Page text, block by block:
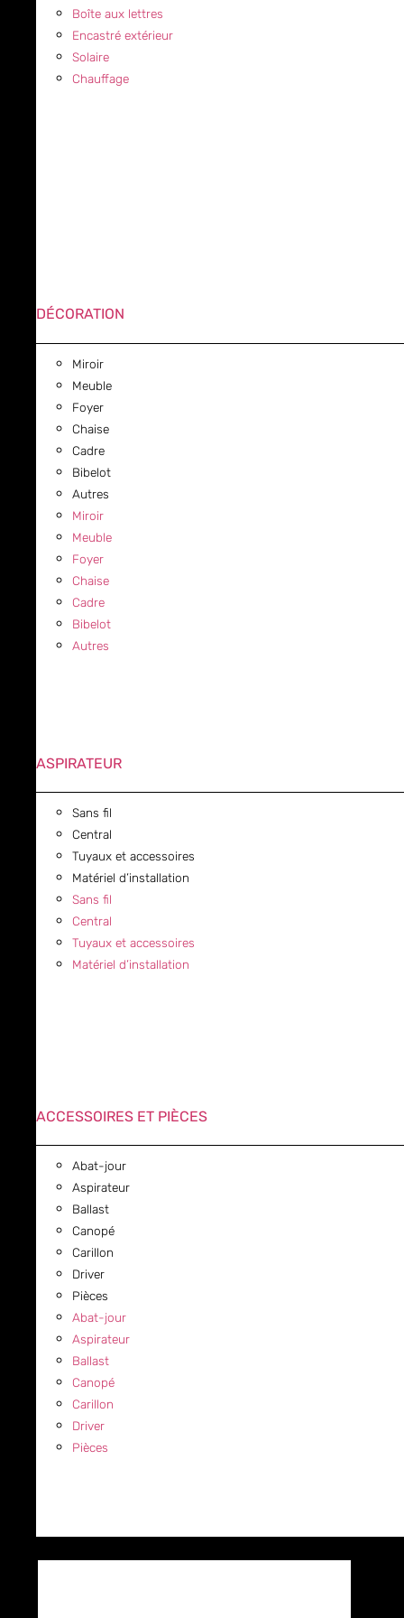
Boîte aux lettres
Encastré extérieur
Solaire
Chauffage
DÉCORATION
Miroir
Meuble
Foyer
Chaise
Cadre
Bibelot
Autres
Miroir
Meuble
Foyer
Chaise
Cadre
Bibelot
Autres
ASPIRATEUR
Sans fil
Central
Tuyaux et accessoires
Matériel d’installation
Sans fil
Central
Tuyaux et accessoires
Matériel d’installation
ACCESSOIRES ET PIÈCES
Abat-jour
Aspirateur
Ballast
Canopé
Carillon
Driver
Pièces
Abat-jour
Aspirateur
Ballast
Canopé
Carillon
Driver
Pièces